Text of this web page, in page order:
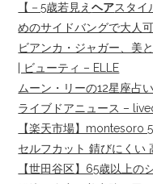
【－5歳若見えヘアスタイ
めのサイドバングで大人可
ビアンカ・ジャガー、美
| ビューティ – ELLE
ムーン・リーの12星座占
ライブドアニュース –
【楽天市場】montesoro
セルフカット 錆びにくい
【世田谷区】65歳以上の